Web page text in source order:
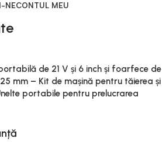
NECONTUL MEU
de 21 V și 6 inch și foarfece de
mm – Kit de mașină pentru tăierea și
portabile pentru prelucrarea